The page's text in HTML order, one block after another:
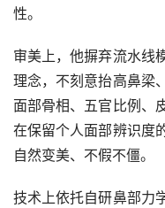
性。
审美上，他摒弃流水线
理念，不刻意抬高鼻梁
面部骨相、五官比例、
在保留个人面部辨识度
自然变美、不假不僵。
技术上依托自研鼻部力